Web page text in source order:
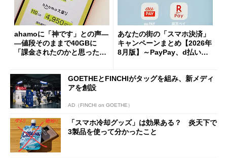
ahamoに「神です」との声―
―値段そのままで40GBに
「課金されたのかと思った」
あなたの街の「スマホ決済」
キャンペーンまとめ【2026年
8月版】～PayPay、d払い、a
GOETHEとFINCHIがタッグを組み、新メディ
アを創設
AD（FINCHI on GOETHE）
「スマホ冷却グッズ」は効果ある？ 炎天下で
3製品を使って分かったこと